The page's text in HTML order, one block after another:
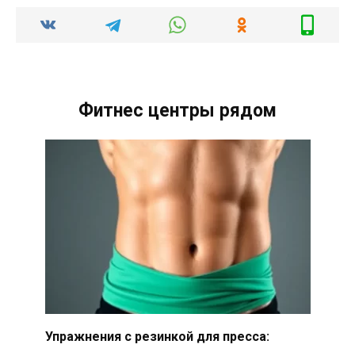
Фитнес центры рядом
Упражнения с резинкой для пресса: